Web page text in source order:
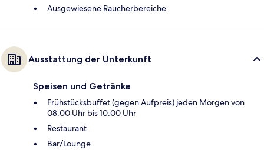
Ausgewiesene Raucherbereiche
Ausstattung der Unterkunft
Speisen und Getränke
Frühstücksbuffet (gegen Aufpreis) jeden Morgen von
08:00 Uhr bis 10:00 Uhr
Restaurant
Bar/Lounge